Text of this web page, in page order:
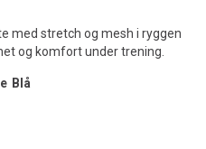
med stretch og mesh i ryggen
og komfort under trening.
Blå